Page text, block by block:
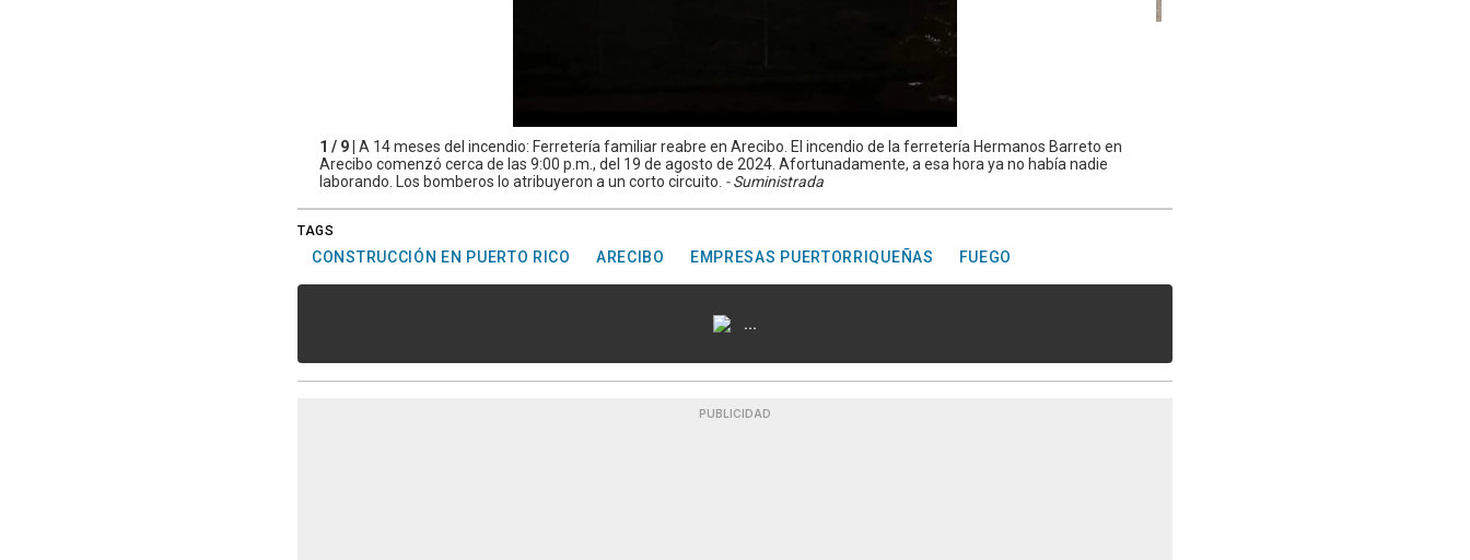
1 / 9 | A 14 meses del incendio: Ferretería familiar reabre en Arecibo. El incendio de la ferretería Hermanos Barreto en
Arecibo comenzó cerca de las 9:00 p.m., del 19 de agosto de 2024. Afortunadamente, a esa hora ya no había nadie
laborando. Los bomberos lo atribuyeron a un corto circuito. - Suministrada
TAGS
CONSTRUCCIÓN EN PUERTO RICO ARECIBO EMPRESAS PUERTORRIQUEÑAS FUEGO
...
PUBLICIDAD